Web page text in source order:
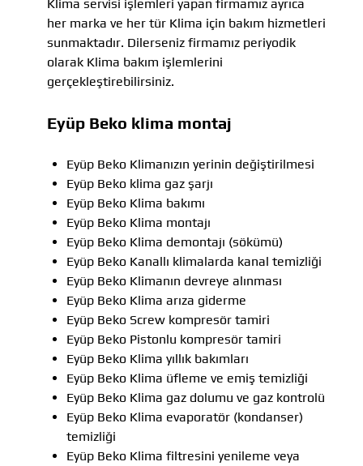
Klima servisi işlemleri yapan firmamız ayrıca
her marka ve her tür Klima için bakım hizmetleri
sunmaktadır. Dilerseniz firmamız periyodik
olarak Klima bakım işlemlerini
gerçekleştirebilirsiniz.
Eyüp Beko klima montaj
Eyüp Beko Klimanızın yerinin değiştirilmesi
Eyüp Beko klima gaz şarjı
Eyüp Beko Klima bakımı
Eyüp Beko Klima montajı
Eyüp Beko Klima demontajı (sökümü)
Eyüp Beko Kanallı klimalarda kanal temizliği
Eyüp Beko Klimanın devreye alınması
Eyüp Beko Klima arıza giderme
Eyüp Beko Screw kompresör tamiri
Eyüp Beko Pistonlu kompresör tamiri
Eyüp Beko Klima yıllık bakımları
Eyüp Beko Klima üfleme ve emiş temizliği
Eyüp Beko Klima gaz dolumu ve gaz kontrolü
Eyüp Beko Klima evaporatör (kondanser)
temizliği
Eyüp Beko Klima filtresini yenileme veya